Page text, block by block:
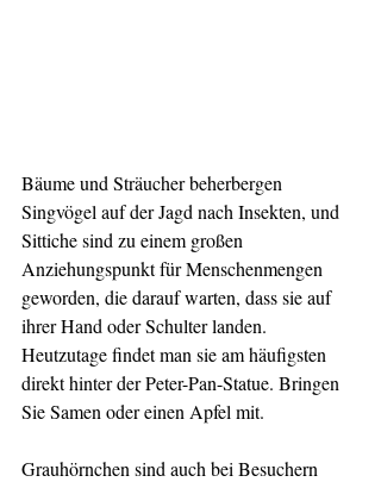
Bäume und Sträucher beherbergen
Singvögel auf der Jagd nach Insekten, und
Sittiche sind zu einem großen
Anziehungspunkt für Menschenmengen
geworden, die darauf warten, dass sie auf
ihrer Hand oder Schulter landen.
Heutzutage findet man sie am häufigsten
direkt hinter der Peter-Pan-Statue. Bringen
Sie Samen oder einen Apfel mit.
Grauhörnchen sind auch bei Besuchern